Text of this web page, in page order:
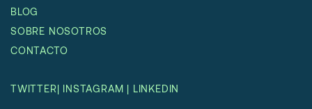
BLOG
SOBRE NOSOTROS
CONTACTO
TWITTER| INSTAGRAM | LINKEDIN